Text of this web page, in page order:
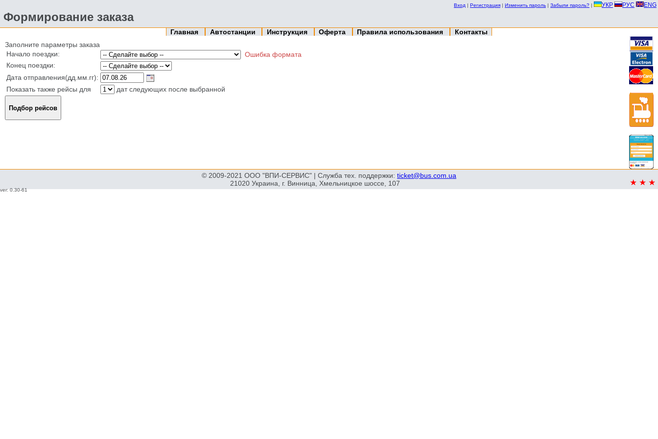
Вход | Регистрация | Изменить пароль | Забыли пароль? | УКР РУС ENG
Формирование заказа
Главная Автостанции Инструкция Оферта Правила использования
Контакты
Заполните параметры заказа
Начало поездки:
Ошибка формата
Конец поездки:
Дата отправления(дд.мм.гг):
Показать также рейсы для
дат следующих после выбранной
© 2009-2021 ООО "ВПИ-СЕРВИС" | Служба тех. поддержки: ticket@bus.com.ua
21020 Украина, г. Винница, Хмельницкое шоссе, 107
ver: 0.30-61